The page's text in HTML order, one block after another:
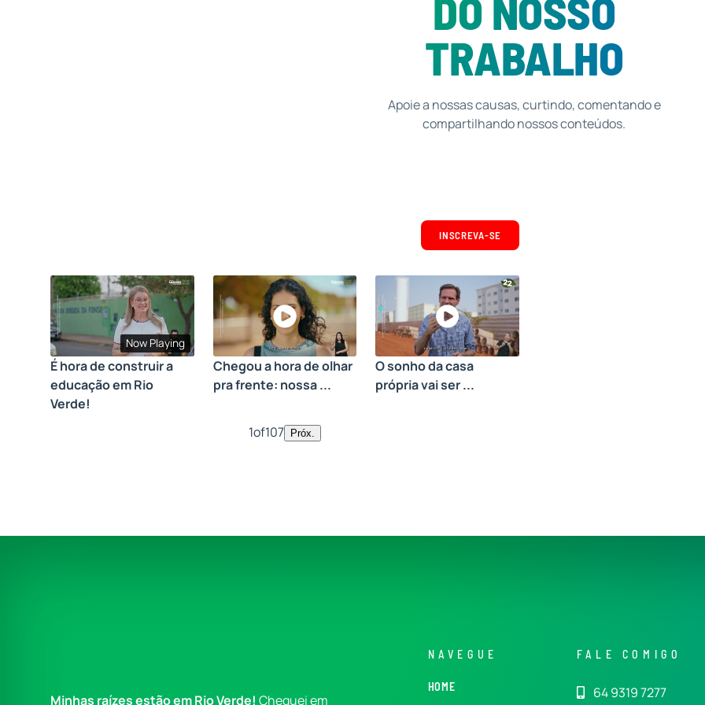
DO NOSSO
TRABALHO
Apoie a nossas causas, curtindo, comentando e
compartilhando nossos conteúdos.
INSCREVA-SE
Now Playing
É hora de construir a
educação em Rio
Verde!
Chegou a hora de olhar
pra frente: nossa ...
O sonho da casa
própria vai ser ...
1of107 Próx.
Minhas raízes estão em Rio Verde! Cheguei em
NAVEGUE
HOME
FALE COMIGO
64 9319 7277